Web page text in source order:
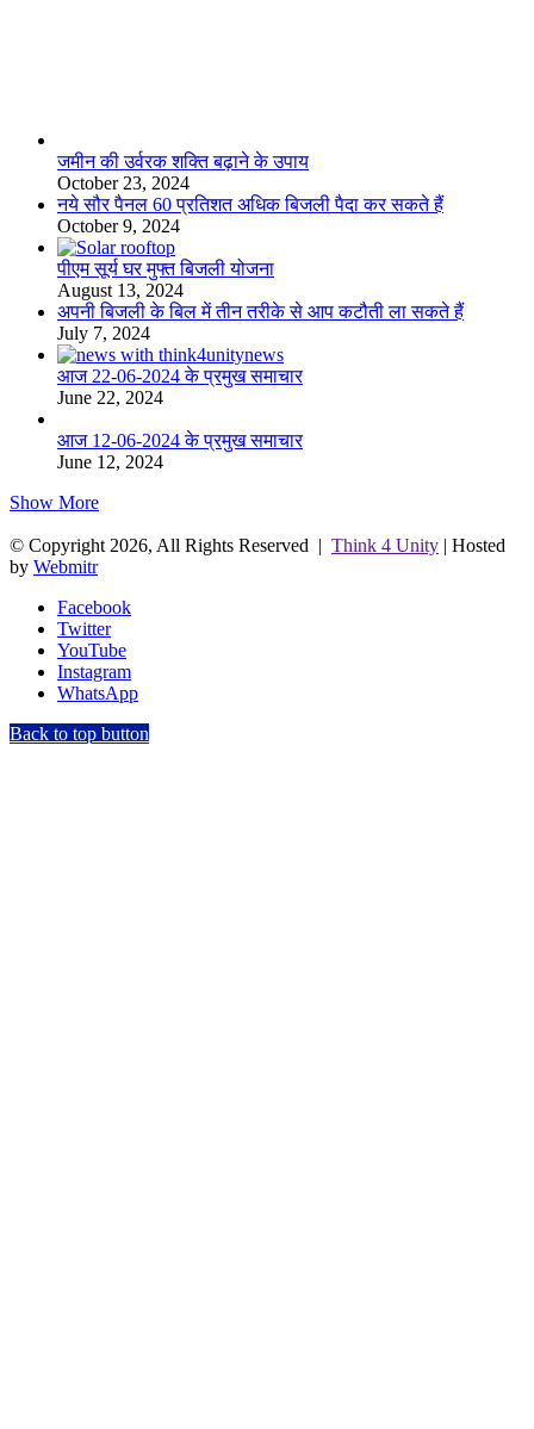
जमीन की उर्वरक शक्ति बढ़ाने के उपाय
October 23, 2024
नये सौर पैनल 60 प्रतिशत अधिक बिजली पैदा कर सकते हैं
October 9, 2024
पीएम सूर्य घर मुफ्त बिजली योजना
August 13, 2024
अपनी बिजली के बिल में तीन तरीके से आप कटौती ला सकते हैं
July 7, 2024
आज 22-06-2024 के प्रमुख समाचार
June 22, 2024
आज 12-06-2024 के प्रमुख समाचार
June 12, 2024
Show More
© Copyright 2026, All Rights Reserved | Think 4 Unity | Hosted
by Webmitr
Facebook
Twitter
YouTube
Instagram
WhatsApp
Back to top button